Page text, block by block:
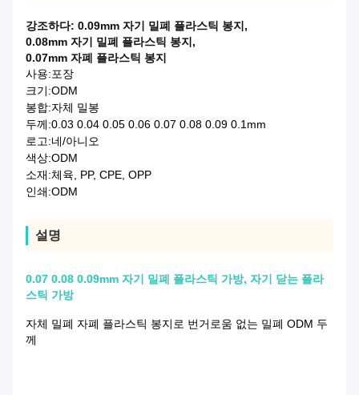
강조하다: 0.09mm 자기 밀폐 플라스틱 봉지 ,
0.08mm 자기 밀폐 플라스틱 봉지 ,
0.07mm 자폐 플라스틱 봉지
사용:포장
크기:ODM
봉합:자체 밀봉
두께:0.03 0.04 0.05 0.06 0.07 0.08 0.09 0.1mm
로고:네/아니오
색상:ODM
소재:체육, PP, CPE, OPP
인쇄:ODM
설명
0.07 0.08 0.09mm 자기 밀폐 플라스틱 가방, 자기 닫는 플라
스틱 가방
자체 밀폐 자폐 플라스틱 봉지로 번거로움 없는 밀폐 ODM 두
께